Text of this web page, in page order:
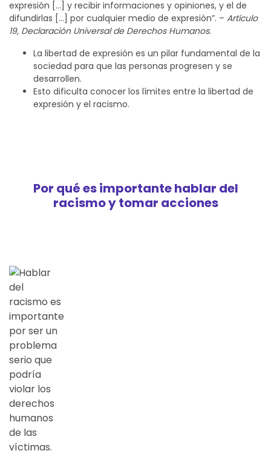
expresión […] y recibir informaciones y opiniones, y el de
difundirlas […] por cualquier medio de expresión”. – Artículo
19, Declaración Universal de Derechos Humanos.
La libertad de expresión es un pilar fundamental de la
sociedad para que las personas progresen y se
desarrollen.
Esto dificulta conocer los límites entre la libertad de
expresión y el racismo.
Por qué es importante hablar del
racismo y tomar acciones